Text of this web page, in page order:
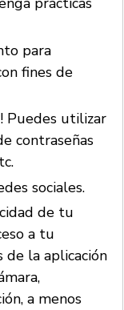
para
fines de
Puedes utilizar
contraseñas
sociales.
de tu
a tu
de la aplicación
a menos